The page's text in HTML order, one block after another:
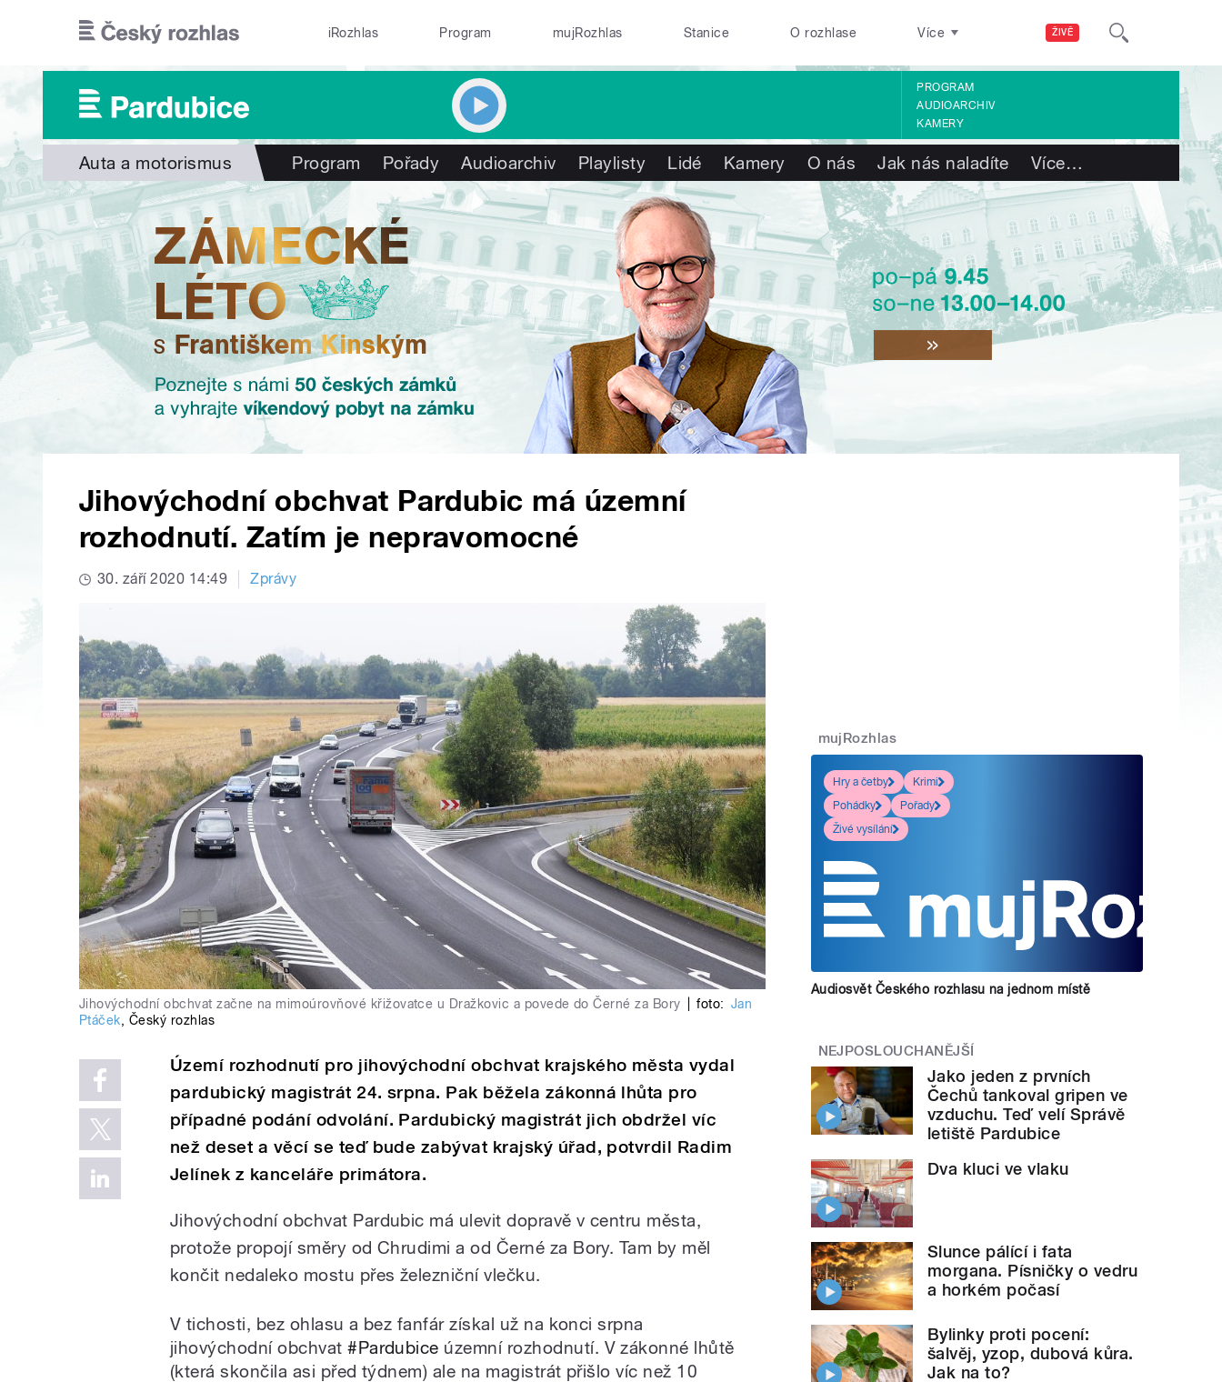
ŽIVĚ
iRozhlas Program mujRozhlas Stanice O rozhlase Více
PROGRAM
AUDIOARCHIV
KAMERY
Auta a motorismus Program Pořady Audioarchiv Playlisty Lidé Kamery O nás Jak nás naladíte Více…
Jihovýchodní obchvat Pardubic má územní
rozhodnutí. Zatím je nepravomocné
30. září 2020 14:49 Zprávy
Jihovýchodní obchvat začne na mimoúrovňové křižovatce u Dražkovic a povede do Černé za Bory foto: Jan
Ptáček, Český rozhlas
Území rozhodnutí pro jihovýchodní obchvat krajského města vydal
pardubický magistrát 24. srpna. Pak běžela zákonná lhůta pro
případné podání odvolání. Pardubický magistrát jich obdržel víc
než deset a věcí se teď bude zabývat krajský úřad, potvrdil Radim
Jelínek z kanceláře primátora.
Jihovýchodní obchvat Pardubic má ulevit dopravě v centru města,
protože propojí směry od Chrudimi a od Černé za Bory. Tam by měl
končit nedaleko mostu přes železniční vlečku.
V tichosti, bez ohlasu a bez fanfár získal už na konci srpna
jihovýchodní obchvat#Pardubice územní rozhodnutí. V zákonné lhůtě
(která skončila asi před týdnem) ale na magistrát přišlo víc než 10
mujRozhlas
Hry a četby
Krimi
Pohádky
Pořady
Živé vysílání
Audiosvět Českého rozhlasu na jednom místě
NEJPOSLOUCHANĚJŠÍ
Jako jeden z prvních
Čechů tankoval gripen ve
vzduchu. Teď velí Správě
letiště Pardubice
Dva kluci ve vlaku
Slunce pálící i fata
morgana. Písničky o vedru
a horkém počasí
Bylinky proti pocení:
šalvěj, yzop, dubová kůra.
Jak na to?